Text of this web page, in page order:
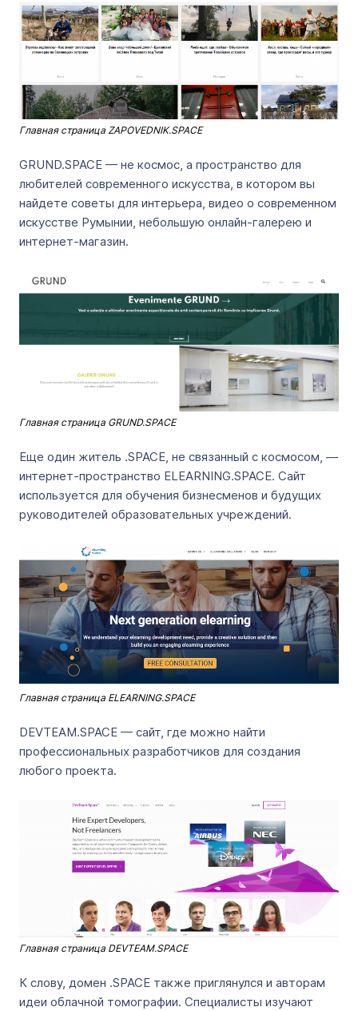
Главная страница ZAPOVEDNIK.SPACE
GRUND.SPACE — не космос, а пространство для
любителей современного искусства, в котором вы
найдете советы для интерьера, видео о современном
искусстве Румынии, небольшую онлайн-галерею и
интернет-магазин.
Главная страница GRUND.SPACE
Еще один житель .SPACE, не связанный с космосом, —
интернет-пространство ELEARNING.SPACE. Сайт
используется для обучения бизнесменов и будущих
руководителей образовательных учреждений.
Главная страница ELEARNING.SPACE
DEVTEAM.SPACE — сайт, где можно найти
профессиональных разработчиков для создания
любого проекта.
Главная страница DEVTEAM.SPACE
К слову, домен .SPACE также приглянулся и авторам
идеи облачной томографии. Специалисты изучают